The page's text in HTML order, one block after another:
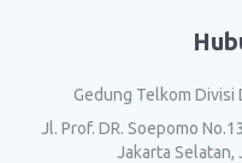
Gedung Telkom
Jl. Prof. DR. Soepomo
Jakarta Selatan,